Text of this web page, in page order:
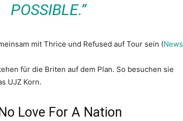
POSSIBLE.”
mit Thrice und Refused auf Tour sein (News
für die Briten auf dem Plan. So besuchen sie
UJZ Korn.
Love For A Nation